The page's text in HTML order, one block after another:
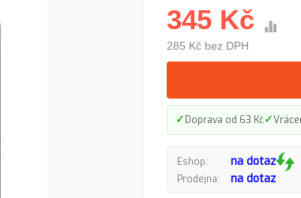
345 Kč
285 Kč bez DPH
✓Doprava od 63 Kč✓
Eshop: na dotaz
Prodejna: na dotaz